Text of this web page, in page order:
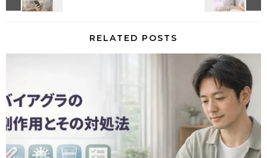
RELATED POSTS